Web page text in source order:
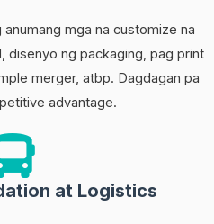
mga na customize na
disenyo ng packaging, pag print
merger, atbp. Dagdagan pa
advantage.
at Logistics